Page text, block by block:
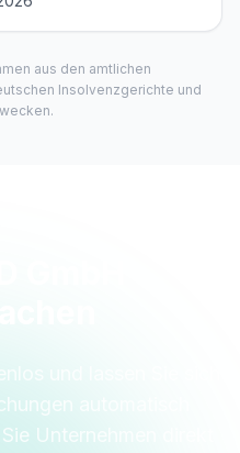
aus den amtlichen
Insolvenzgerichte und
und lassen Sie sich
automatisch
Unternehmen direkt